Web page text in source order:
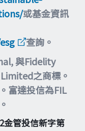
或基金資訊
查詢。
與Fidelity
之商標。
富達投信為FIL
金管投信新字第